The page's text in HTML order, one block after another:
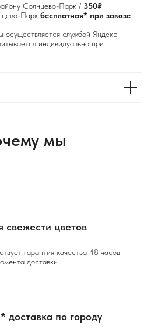
Солнцево-Парк / 350₽
Парк бесплатная* при заказе
службой Яндекс
индивидуально при
мы
свежести цветов
гарантия качества 48 часов
доставки
доставка по городу